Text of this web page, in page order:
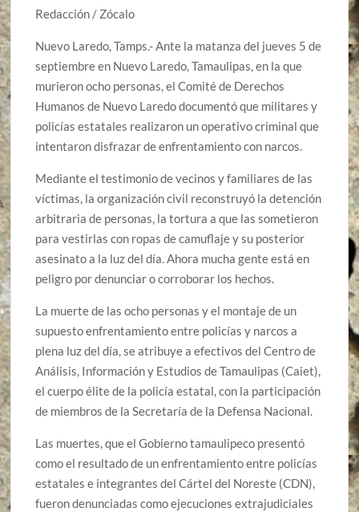
Redacción / Zócalo
Nuevo Laredo, Tamps.- Ante la matanza del jueves 5 de
septiembre en Nuevo Laredo, Tamaulipas, en la que
murieron ocho personas, el Comité de Derechos
Humanos de Nuevo Laredo documentó que militares y
policías estatales realizaron un operativo criminal que
intentaron disfrazar de enfrentamiento con narcos.
Mediante el testimonio de vecinos y familiares de las
víctimas, la organización civil reconstruyó la detención
arbitraria de personas, la tortura a que las sometieron
para vestirlas con ropas de camuflaje y su posterior
asesinato a la luz del día. Ahora mucha gente está en
peligro por denunciar o corroborar los hechos.
La muerte de las ocho personas y el montaje de un
supuesto enfrentamiento entre policías y narcos a
plena luz del día, se atribuye a efectivos del Centro de
Análisis, Información y Estudios de Tamaulipas (Caiet),
el cuerpo élite de la policía estatal, con la participación
de miembros de la Secretaría de la Defensa Nacional.
Las muertes, que el Gobierno tamaulipeco presentó
como el resultado de un enfrentamiento entre policías
estatales e integrantes del Cártel del Noreste (CDN),
fueron denunciadas como ejecuciones extrajudiciales